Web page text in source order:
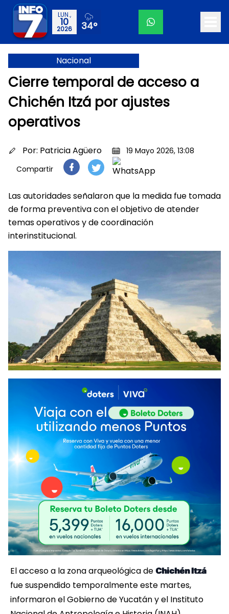
LUN.,
10
2026 34°
Nacional
Cierre temporal de acceso a
Chichén Itzá por ajustes
operativos
Por: Patricia Agüero
19 Mayo 2026, 13:08
Compartir
Las autoridades señalaron que la medida fue tomada
de forma preventiva con el objetivo de atender
temas operativos y de coordinación
interinstitucional.
El acceso a la zona arqueológica de Chichén Itzá
fue suspendido temporalmente este martes,
informaron el Gobierno de Yucatán y el Instituto